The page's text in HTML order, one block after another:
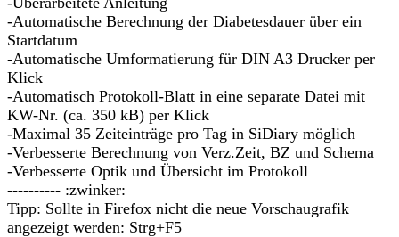
-Automatische Berechnung der Diabetesdauer über ein
Startdatum
-Automatische Umformatierung für DIN A3 Drucker per
Klick
-Automatisch Protokoll-Blatt in eine separate Datei mit
KW-Nr. (ca. 350 kB) per Klick
-Maximal 35 Zeiteinträge pro Tag in SiDiary möglich
-Verbesserte Berechnung von Verz.Zeit, BZ und Schema
-Verbesserte Optik und Übersicht im Protokoll
---------- :zwinker:
Tipp: Sollte in Firefox nicht die neue Vorschaugrafik
angezeigt werden: Strg+F5